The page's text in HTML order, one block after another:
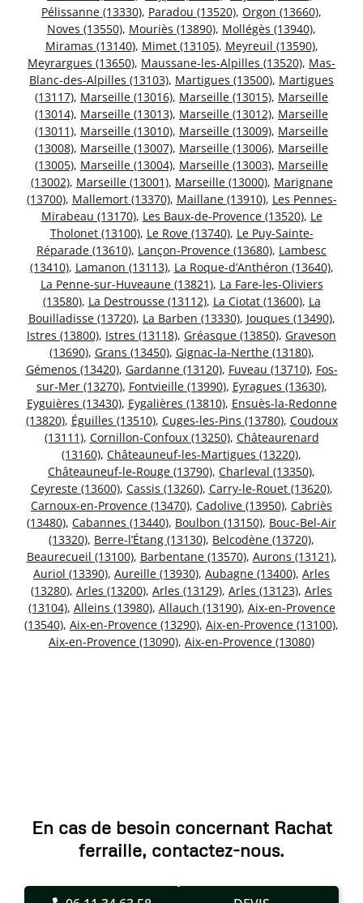
Pélissanne (13330), Paradou (13520), Orgon (13660),
Noves (13550), Mouriès (13890), Mollégès (13940),
Miramas (13140), Mimet (13105), Meyreuil (13590),
Meyrargues (13650), Maussane-les-Alpilles (13520), Mas-
Blanc-des-Alpilles (13103), Martigues (13500), Martigues
(13117), Marseille (13016), Marseille (13015), Marseille
(13014), Marseille (13013), Marseille (13012), Marseille
(13011), Marseille (13010), Marseille (13009), Marseille
(13008), Marseille (13007), Marseille (13006), Marseille
(13005), Marseille (13004), Marseille (13003), Marseille
(13002), Marseille (13001), Marseille (13000), Marignane
(13700), Mallemort (13370), Maillane (13910), Les Pennes-
Mirabeau (13170), Les Baux-de-Provence (13520), Le
Tholonet (13100), Le Rove (13740), Le Puy-Sainte-
Réparade (13610), Lançon-Provence (13680), Lambesc
(13410), Lamanon (13113), La Roque-d’Anthéron (13640),
La Penne-sur-Huveaune (13821), La Fare-les-Oliviers
(13580), La Destrousse (13112), La Ciotat (13600), La
Bouilladisse (13720), La Barben (13330), Jouques (13490),
Istres (13800), Istres (13118), Gréasque (13850), Graveson
(13690), Grans (13450), Gignac-la-Nerthe (13180),
Gémenos (13420), Gardanne (13120), Fuveau (13710), Fos-
sur-Mer (13270), Fontvieille (13990), Eyragues (13630),
Eyguières (13430), Eygalières (13810), Ensuès-la-Redonne
(13820), Éguilles (13510), Cuges-les-Pins (13780), Coudoux
(13111), Cornillon-Confoux (13250), Châteaurenard
(13160), Châteauneuf-les-Martigues (13220),
Châteauneuf-le-Rouge (13790), Charleval (13350),
Ceyreste (13600), Cassis (13260), Carry-le-Rouet (13620),
Carnoux-en-Provence (13470), Cadolive (13950), Cabriès
(13480), Cabannes (13440), Boulbon (13150), Bouc-Bel-Air
(13320), Berre-l’Étang (13130), Belcodène (13720),
Beaurecueil (13100), Barbentane (13570), Aurons (13121),
Auriol (13390), Aureille (13930), Aubagne (13400), Arles
(13280), Arles (13200), Arles (13129), Arles (13123), Arles
(13104), Alleins (13980), Allauch (13190), Aix-en-Provence
(13540), Aix-en-Provence (13290), Aix-en-Provence (13100),
Aix-en-Provence (13090), Aix-en-Provence (13080)
En cas de besoin concernant Rachat
ferraille, contactez-nous.